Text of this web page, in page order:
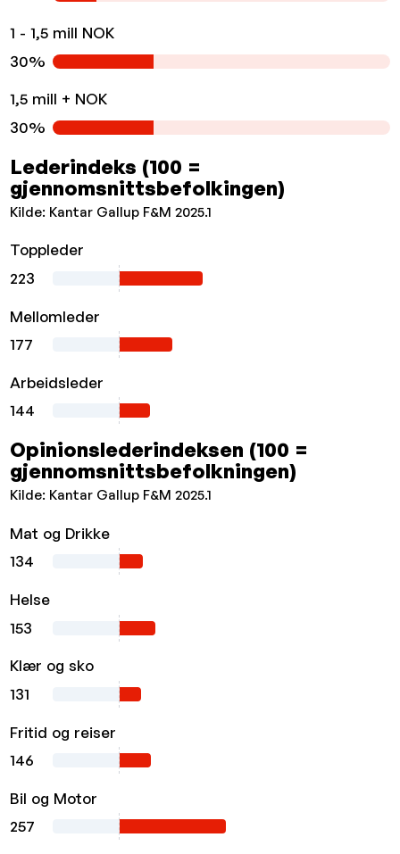
1 - 1,5 mill NOK
30%
1,5 mill + NOK
30%
Lederindeks (100 =
gjennomsnittsbefolkingen)
Kilde: Kantar Gallup F&M 2025.1
Toppleder
223
Mellomleder
177
Arbeidsleder
144
Opinionslederindeksen (100 =
gjennomsnittsbefolkningen)
Kilde: Kantar Gallup F&M 2025.1
Mat og Drikke
134
Helse
153
Klær og sko
131
Fritid og reiser
146
Bil og Motor
257